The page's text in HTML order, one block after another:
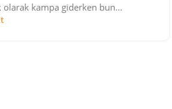
olarak kampa giderken bun...